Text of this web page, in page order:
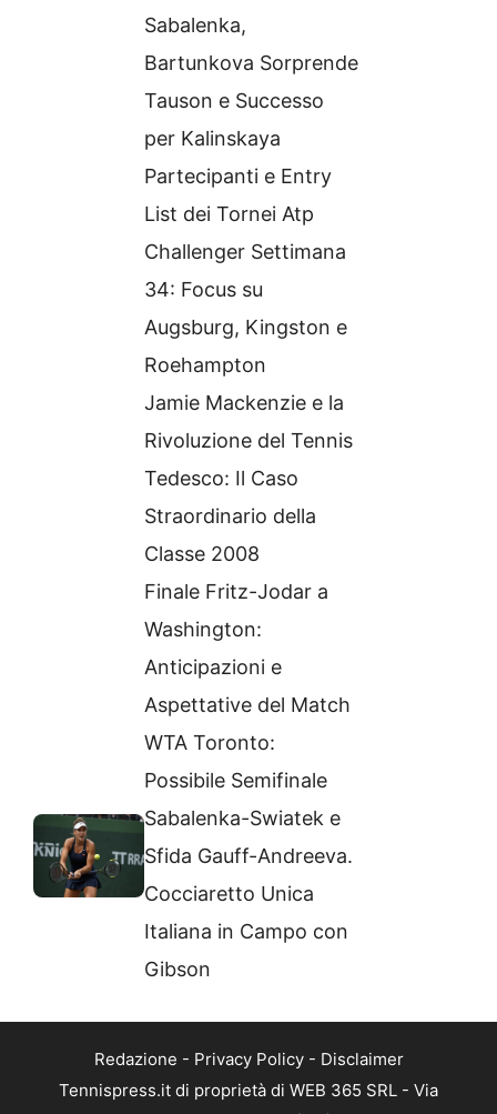
Sabalenka,
Bartunkova Sorprende
Tauson e Successo
per Kalinskaya
Partecipanti e Entry
List dei Tornei Atp
Challenger Settimana
34: Focus su
Augsburg, Kingston e
Roehampton
Jamie Mackenzie e la
Rivoluzione del Tennis
Tedesco: Il Caso
Straordinario della
Classe 2008
Finale Fritz-Jodar a
Washington:
Anticipazioni e
Aspettative del Match
WTA Toronto:
Possibile Semifinale
Sabalenka-Swiatek e
Sfida Gauff-Andreeva.
Cocciaretto Unica
Italiana in Campo con
Gibson
Redazione - Privacy Policy- Disclaimer
Tennispress.it di proprietà di WEB 365 SRL - Via